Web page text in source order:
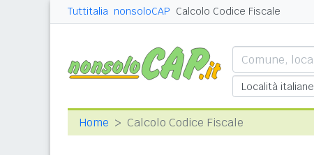
Tuttitalia nonsoloCAP Calcolo Codice Fiscale
Home Calcolo Codice Fiscale